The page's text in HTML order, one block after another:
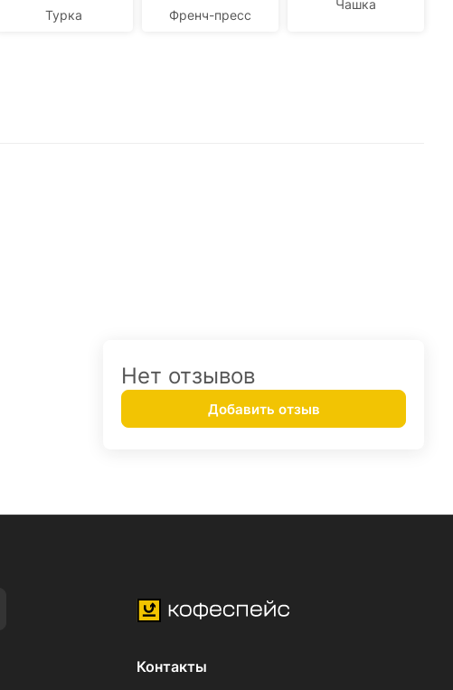
Турка Френч-пресс
Чашка
Нет отзывов
Добавить отзыв
Контакты